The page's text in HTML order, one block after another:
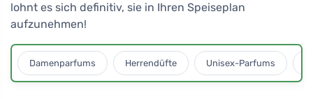
lohnt es sich definitiv, sie in Ihren Speiseplan
aufzunehmen!
Damenparfums Herrendüfte Unisex-Parfums